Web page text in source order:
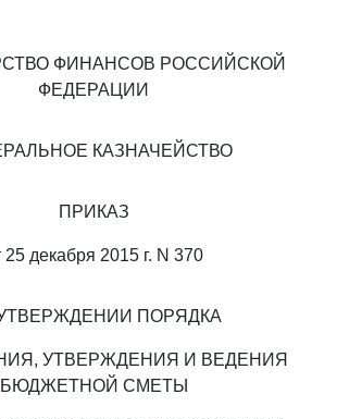
ФИНАНСОВ РОССИЙСКОЙ
ФЕДЕРАЦИИ
КАЗНАЧЕЙСТВО
ПРИКАЗ
25 декабря 2015 г. N 370
ПОРЯДКА
УТВЕРЖДЕНИЯ И ВЕДЕНИЯ
БЮДЖЕТНОЙ СМЕТЫ